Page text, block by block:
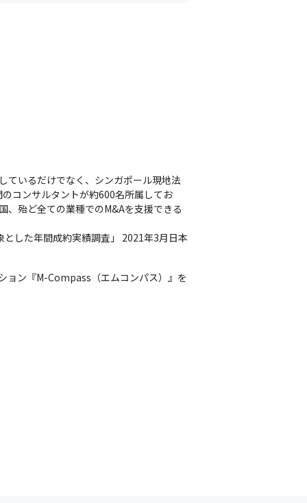
ているだけでなく、シンガポール現地法
コンサルタントが約600名所属してお
、殆ど全ての業種でのM&Aを支援できる
した年間成約実績調査」 2021年3月日本
ョン『M-Compass（エムコンパス）』を